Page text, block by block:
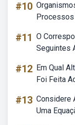
#10
Processos
#11 O
Seguintes
#12 Em Qual
Foi Feita
#13 Considere
Uma